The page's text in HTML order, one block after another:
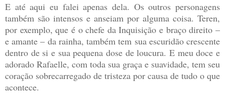
E até aqui eu falei apenas dela. Os outros personagens
também são intensos e anseiam por alguma coisa. Teren,
por exemplo, que é o chefe da Inquisição e braço direito –
e amante – da rainha, também tem sua escuridão crescente
dentro de si e sua pequena dose de loucura. E meu doce e
adorado Rafaelle, com toda sua graça e suavidade, tem seu
coração sobrecarregado de tristeza por causa de tudo o que
acontece.